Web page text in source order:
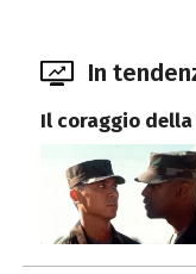
In
Il coraggio